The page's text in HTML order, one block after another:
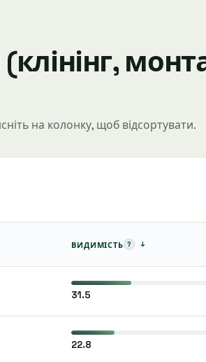
на колонку, щоб відсортувати.
ВИДИМІСТЬ ? ↓
31.5
22.8